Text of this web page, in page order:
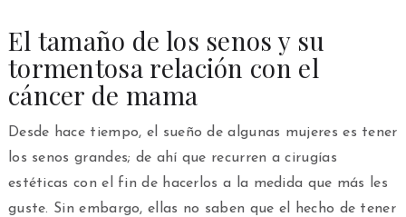
El tamaño de los senos y su
tormentosa relación con el
cáncer de mama
Desde hace tiempo, el sueño de algunas mujeres es tener
los senos grandes; de ahí que recurren a cirugías
estéticas con el fin de hacerlos a la medida que más les
guste. Sin embargo, ellas no saben que el hecho de tener